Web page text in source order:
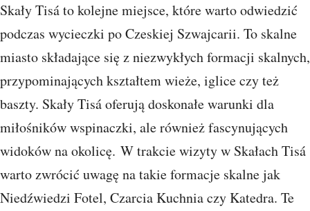
Skały Tisá to kolejne miejsce, które warto odwiedzić
podczas wycieczki po Czeskiej Szwajcarii. To skalne
miasto składające się z niezwykłych formacji skalnych,
przypominających kształtem wieże, iglice czy też
baszty. Skały Tisá oferują doskonałe warunki dla
miłośników wspinaczki, ale również fascynujących
widoków na okolicę. W trakcie wizyty w Skałach Tisá
warto zwrócić uwagę na takie formacje skalne jak
Niedźwiedzi Fotel, Czarcia Kuchnia czy Katedra. Te